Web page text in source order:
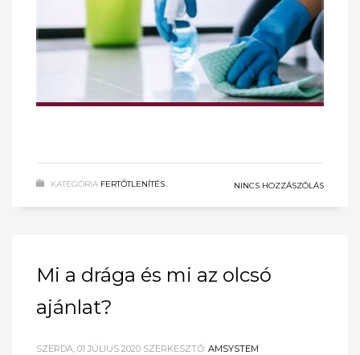
KATEGÓRIA FERTŐTLENÍTÉS NINCS HOZZÁSZÓLÁS
Mi a drága és mi az olcsó
ajánlat?
SZERDA, 01 JÚLIUS 2020 SZERKESZTŐ: AMSYSTEM